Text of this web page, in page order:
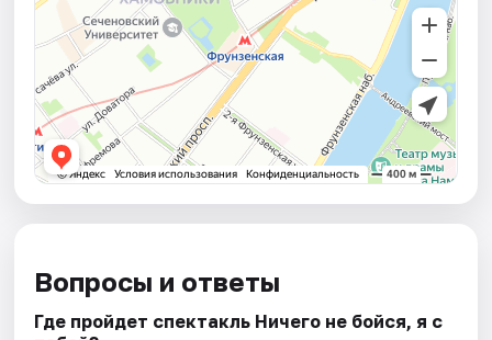
Вопросы и ответы
Где пройдет спектакль Ничего не бойся, я с